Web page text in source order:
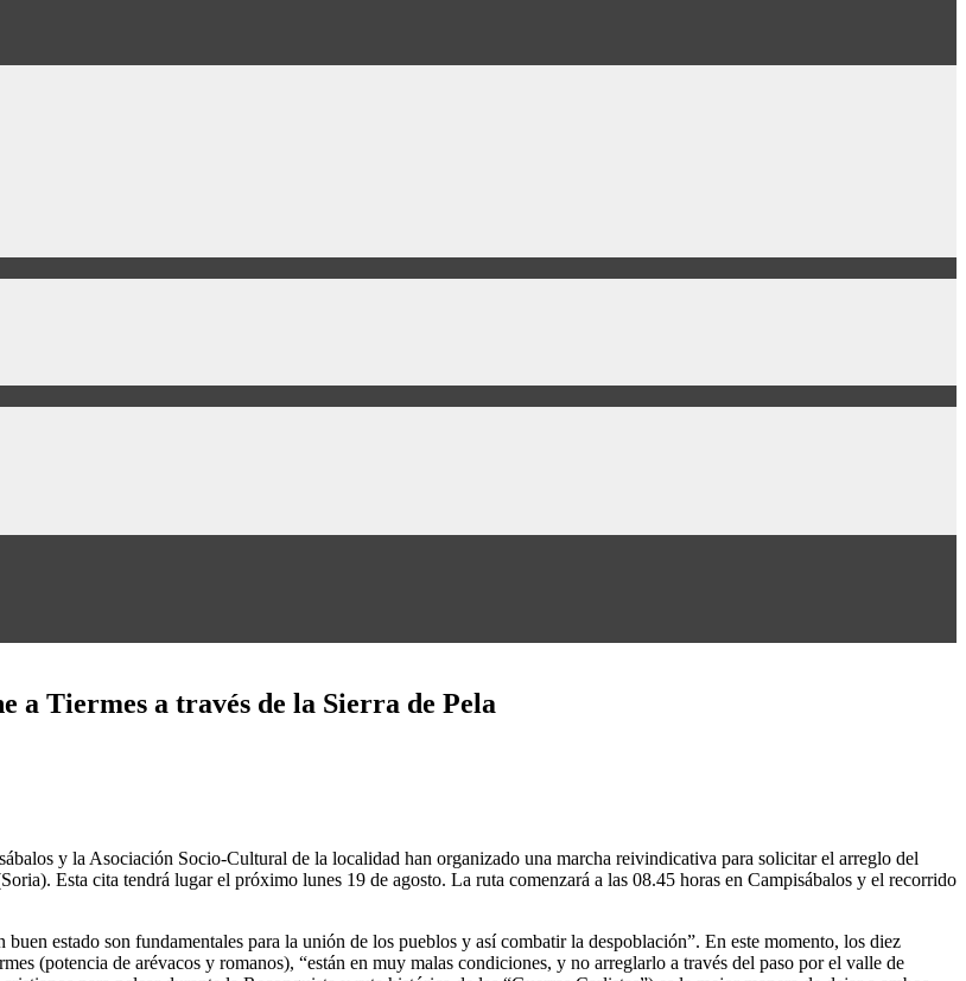
a Tiermes a través de la Sierra de Pela
y la Asociación Socio-Cultural de la localidad han organizado una marcha reivindicativa para solicitar el arreglo del
Esta cita tendrá lugar el próximo lunes 19 de agosto. La ruta comenzará a las 08.45 horas en Campisábalos y el recorrido
estado son fundamentales para la unión de los pueblos y así combatir la despoblación”. En este momento, los diez
(potencia de arévacos y romanos), “están en muy malas condiciones, y no arreglarlo a través del paso por el valle de